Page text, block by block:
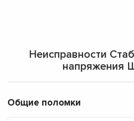
Неисправности
напряжения
Общие поломки